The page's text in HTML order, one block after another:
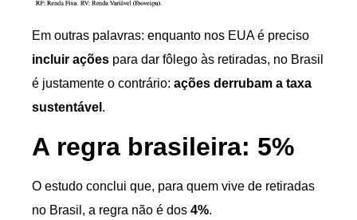
Em outras palavras: enquanto nos EUA é preciso
incluir ações para dar fôlego às retiradas, no Brasil
é justamente o contrário: ações derrubam a taxa
sustentável .
A regra brasileira: 5%
O estudo conclui que, para quem vive de retiradas
no Brasil, a regra não é dos 4%.